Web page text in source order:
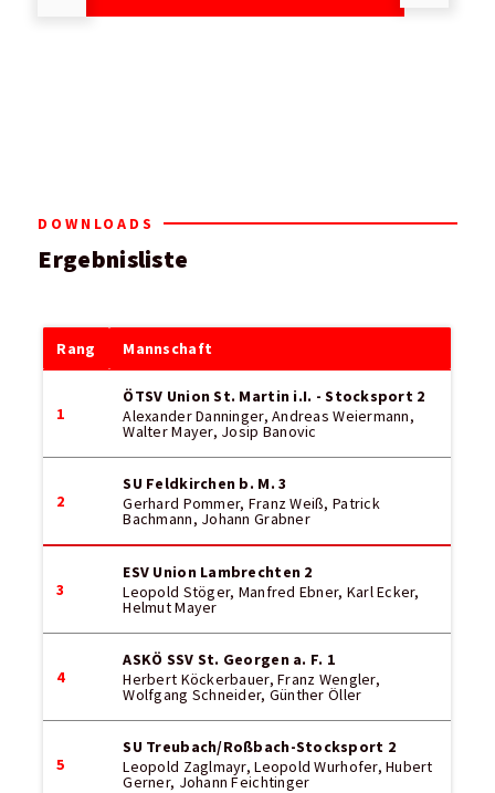
DOWNLOADS
Ergebnisliste
Rang Mannschaft
1
ÖTSV Union St. Martin i.I. - Stocksport 2
Alexander Danninger, Andreas Weiermann,
Walter Mayer, Josip Banovic
2
SU Feldkirchen b. M. 3
Gerhard Pommer, Franz Weiß, Patrick
Bachmann, Johann Grabner
3
ESV Union Lambrechten 2
Leopold Stöger, Manfred Ebner, Karl Ecker,
Helmut Mayer
4
ASKÖ SSV St. Georgen a. F. 1
Herbert Köckerbauer, Franz Wengler,
Wolfgang Schneider, Günther Öller
5
SU Treubach/Roßbach-Stocksport 2
Leopold Zaglmayr, Leopold Wurhofer, Hubert
Gerner, Johann Feichtinger